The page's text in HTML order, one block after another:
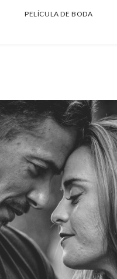
PELÍCULA DE BODA